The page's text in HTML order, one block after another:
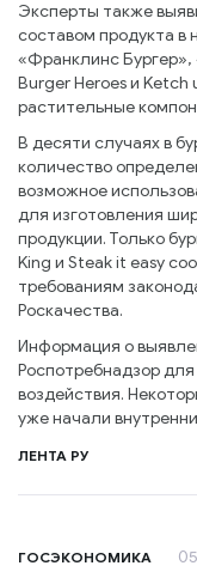
Эксперты также
составом продукта в
«Франклинс Бургер»,
Burger Heroes и
растительные
В десяти случаях в
количество
возможное
для изготовления
продукции. Только
King и Steak it easy
требованиям
Роскачества.
Информация о
Роспотребнадзор
воздействия.
уже начали
ЛЕНТА РУ
ГОСЭКОНОМИКА